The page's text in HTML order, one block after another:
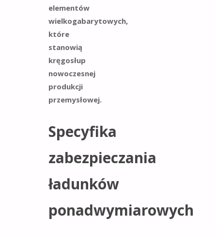
elementów
wielkogabarytowych,
które
stanowią
kręgosłup
nowoczesnej
produkcji
przemysłowej.
Specyfika
zabezpieczania
ładunków
ponadwymiarowych